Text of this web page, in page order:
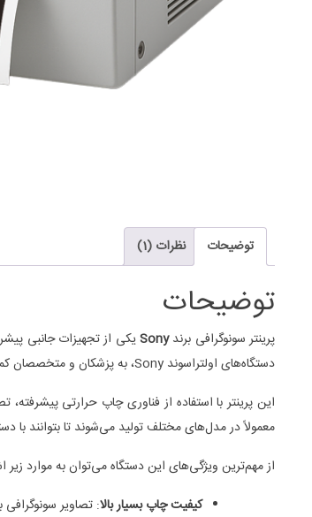
توضیحات نظرات (1)
توضیحات
پرینتر سونوگرافی برندSonyیکی از تجهیزات جانبی
دستگاه‌های اولتراسوند Sony، به پزشکان و متخصصان کمک می‌کند تا تصاویر به‌ دست‌آمده از سونوگرافی را بلافاصله و با دقت زیاد به‌صورت چاپی در اختیار داشته باشند.
معمولاً در مدل‌های مختلف تولید می‌شوند تا بتوانند با
از مهم‌ترین ویژگی‌های این دستگاه می‌توان به موارد زیر
کیفیت چاپ بسیار بالا: تصاویر